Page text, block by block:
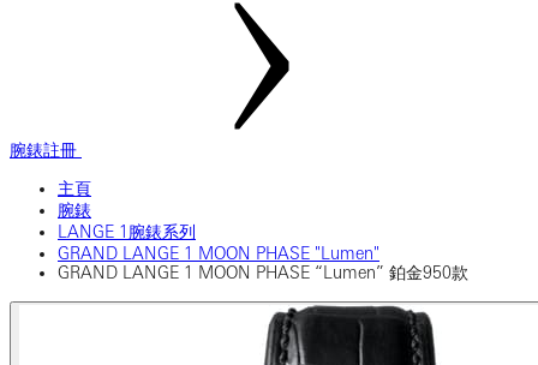
腕錶註冊
主頁
腕錶
LANGE 1腕錶系列
GRAND LANGE 1 MOON PHASE "Lumen"
GRAND LANGE 1 MOON PHASE “Lumen” 鉑金950款